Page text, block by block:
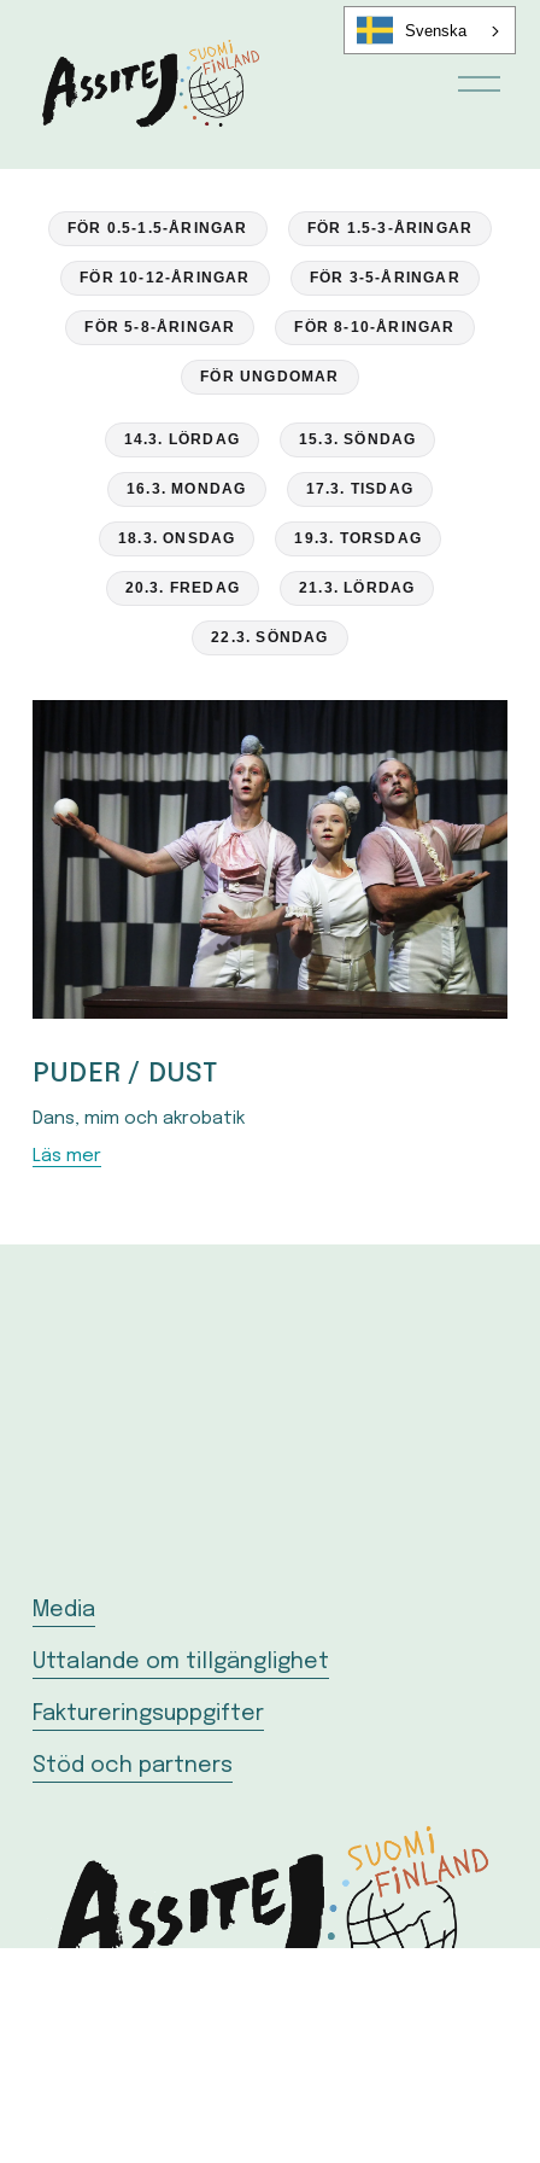
Ö
p
n
y
FÖR 0.5-1.5-ÅRINGAR FÖR 1.5-3-ÅRINGAR
FÖR 10-12-ÅRINGAR FÖR 3-5-ÅRINGAR
FÖR 5-8-ÅRINGAR FÖR 8-10-ÅRINGAR
FÖR UNGDOMAR
14.3. LÖRDAG 15.3. SÖNDAG
16.3. MONDAG 17.3. TISDAG
18.3. ONSDAG 19.3. TORSDAG
20.3. FREDAG 21.3. LÖRDAG
22.3. SÖNDAG
PUDER / DUST
Dans, mim och akrobatik
Läs mer
Media
Uttalande om tillgänglighet
Faktureringsuppgifter
Stöd och partners
Svenska